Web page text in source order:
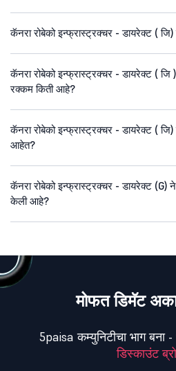
कॅनरा रोबेको इन्फ्रास्ट्रक्चर - डायरेक्ट (
कॅनरा रोबेको इन्फ्रास्ट्रक्चर - डायरेक्ट ( जि
रक्कम किती आहे?
कॅनरा रोबेको इन्फ्रास्ट्रक्चर - डायरेक्ट ( जि)
आहेत?
कॅनरा रोबेको इन्फ्रास्ट्रक्चर - डायरेक्ट (G)
केली आहे?
मोफत डिमॅट
5paisa कम्युनिटीचा भाग बना -
डिस्काउंट